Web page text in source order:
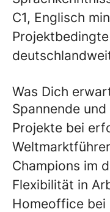
C1, Englisch
Was Dich
Spannende
Projekte bei
Champions im
Flexibilität in
Homeoffice bei